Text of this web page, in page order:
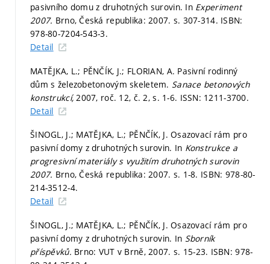
pasivního domu z druhotných surovin. In Experiment
2007. Brno, Česká republika: 2007. s. 307-314. ISBN:
978-80-7204-543-3.
Detail
MATĚJKA, L.; PĚNČÍK, J.; FLORIAN, A. Pasivní rodinný
dům s železobetonovým skeletem. Sanace betonových
konstrukcí, 2007, roč. 12, č. 2,s. 1-6. ISSN: 1211-3700.
Detail
ŠINOGL, J.; MATĚJKA, L.; PĚNČÍK, J. Osazovací rám pro
pasivní domy z druhotných surovin. In Konstrukce a
progresivní materiály s využitím druhotných surovin
2007. Brno, Česká republika: 2007. s. 1-8. ISBN: 978-80-
214-3512-4.
Detail
ŠINOGL, J.; MATĚJKA, L.; PĚNČÍK, J. Osazovací rám pro
pasivní domy z druhotných surovin. In Sborník
příspěvků. Brno: VUT v Brně, 2007. s. 15-23. ISBN: 978-